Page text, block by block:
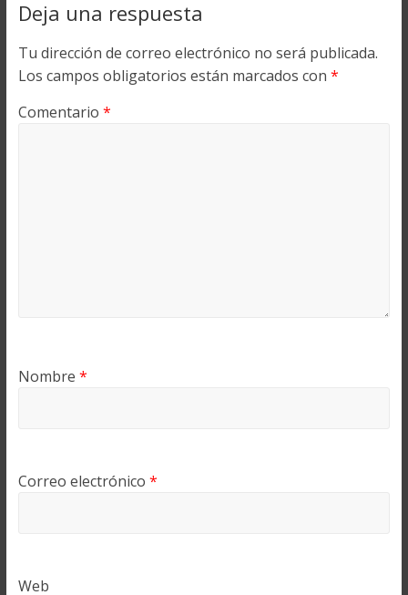
Deja una respuesta
Tu dirección de correo electrónico no será publicada.
Los campos obligatorios están marcados con *
Comentario *
Nombre *
Correo electrónico *
Web